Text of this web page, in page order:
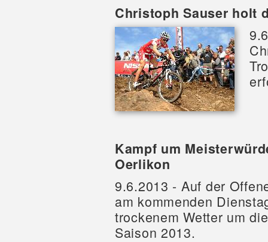
Christoph Sauser holt
Kampf um
Oerlikon
9.6.2013 - Auf der
am kommenden
trockenem Wetter um
Saison 2013.